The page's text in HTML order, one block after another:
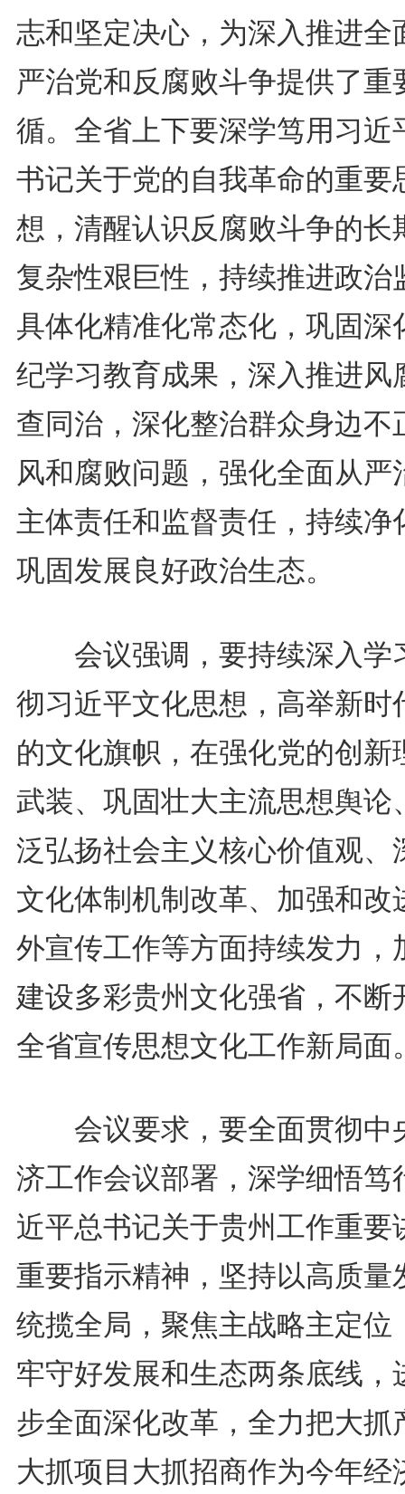
志和坚定决心，为深入推进全
严治党和反腐败斗争提供了重
循。全省上下要深学笃用习近
书记关于党的自我革命的重要
想，清醒认识反腐败斗争的长
复杂性艰巨性，持续推进政治
具体化精准化常态化，巩固深
纪学习教育成果，深入推进风
查同治，深化整治群众身边不
风和腐败问题，强化全面从严
主体责任和监督责任，持续净
巩固发展良好政治生态。
会议强调，要持续深入学
彻习近平文化思想，高举新时
的文化旗帜，在强化党的创新
武装、巩固壮大主流思想舆论
泛弘扬社会主义核心价值观、
文化体制机制改革、加强和改
外宣传工作等方面持续发力，
建设多彩贵州文化强省，不断
全省宣传思想文化工作新局面
会议要求，要全面贯彻中
济工作会议部署，深学细悟笃
近平总书记关于贵州工作重要
重要指示精神，坚持以高质量
统揽全局，聚焦主战略主定位
牢守好发展和生态两条底线，
步全面深化改革，全力把大抓
大抓项目大抓招商作为今年经